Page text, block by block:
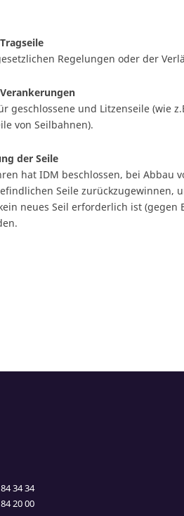
Regelungen oder der
geschlossene und Litzenseile (wie
von Seilbahnen).
der Seile
hat IDM beschlossen, bei Abbau
Seile zurückzugewinnen,
neues Seil erforderlich ist (gegen
34 34
20 00